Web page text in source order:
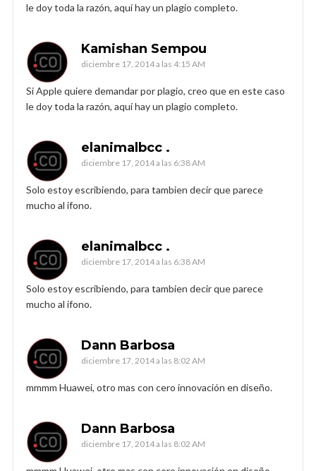
le doy toda la razón, aquí hay un plagio completo.
Kamishan Sempou
diciembre 17, 2014 a las 4:15 AM
Si Apple quiere demandar por plagio, creo que en este caso
le doy toda la razón, aquí hay un plagio completo.
elanimalbcc .
diciembre 17, 2014 a las 6:38 AM
Solo estoy escribiendo, para tambien decir que parece
mucho al ifono.
elanimalbcc .
diciembre 17, 2014 a las 6:38 AM
Solo estoy escribiendo, para tambien decir que parece
mucho al ifono.
Dann Barbosa
diciembre 17, 2014 a las 8:02 AM
mmmm Huawei, otro mas con cero innovación en diseño.
Dann Barbosa
diciembre 17, 2014 a las 8:02 AM